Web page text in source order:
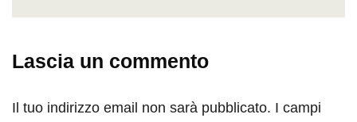
Lascia un commento
Il tuo indirizzo email non sarà pubblicato. I campi